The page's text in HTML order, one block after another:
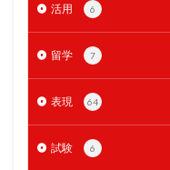
活用 6
留学 7
表現 64
試験 6